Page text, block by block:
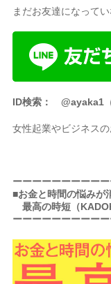
まだお友達になって
ID検索： @ayaka1
女性起業やビジネス
ーーーーーーーーー
■お金と時間の悩みが
最高の時短（
ーーーーーーーーー